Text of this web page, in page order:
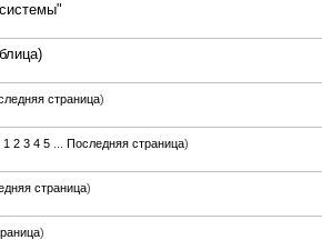
страница)
1 2 3 4 5 Последняя страница)
страница)
)